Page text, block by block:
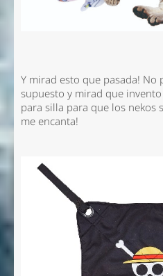
Y mirad esto que pasada!
supuesto y mirad que
para silla para que los nekos
me encanta!